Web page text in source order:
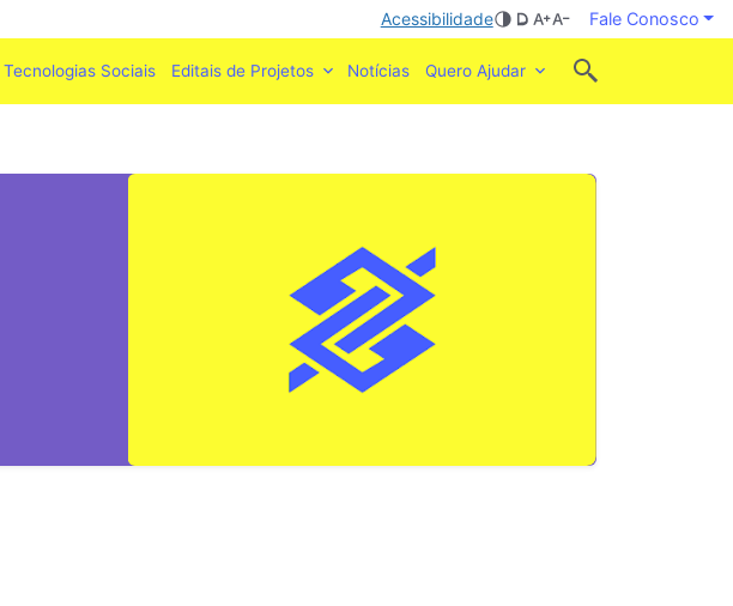
Acessibilidade Fale Conosco
Tecnologias Sociais Editais de Projetos Notícias Quero Ajudar